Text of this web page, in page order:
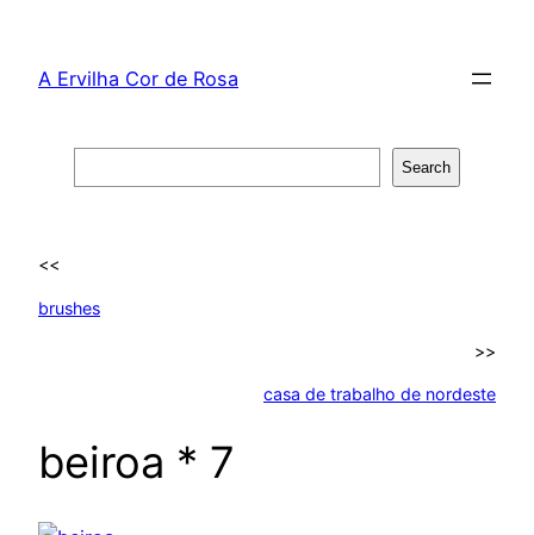
content
A Ervilha Cor de Rosa
Search
<<
brushes
>>
casa de trabalho de nordeste
beiroa * 7